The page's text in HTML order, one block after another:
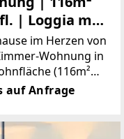
| Loggia mit
im Herzen von
Wohnung in
(116m²
Wohnen
aufwendig
auf Anfrage